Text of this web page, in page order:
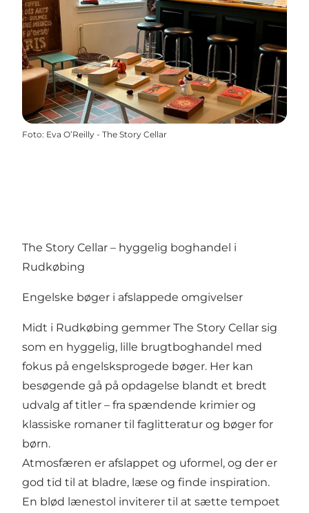
Foto: Eva O’Reilly - The Story Cellar
The Story Cellar – hyggelig boghandel i
Rudkøbing
Engelske bøger i afslappede omgivelser
Midt i Rudkøbing gemmer The Story Cellar sig
som en hyggelig, lille brugtboghandel med
fokus på engelsksprogede bøger. Her kan
besøgende gå på opdagelse blandt et bredt
udvalg af titler – fra spændende krimier og
klassiske romaner til faglitteratur og bøger for
børn.
Atmosfæren er afslappet og uformel, og der er
god tid til at bladre, læse og finde inspiration.
En blød lænestol inviterer til at sætte tempoet